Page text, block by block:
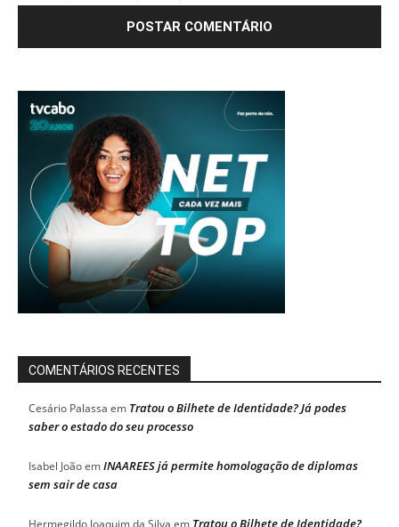
COMENTÁRIOS RECENTES
Cesário Palassa em Tratou o Bilhete de Identidade? Já podes
saber o estado do seu processo
Isabel JoãoemINAAREES já permite homologação de diplomas
sem sair de casa
Hermegildo Joaquim da Silva em Tratou o Bilhete de Identidade?